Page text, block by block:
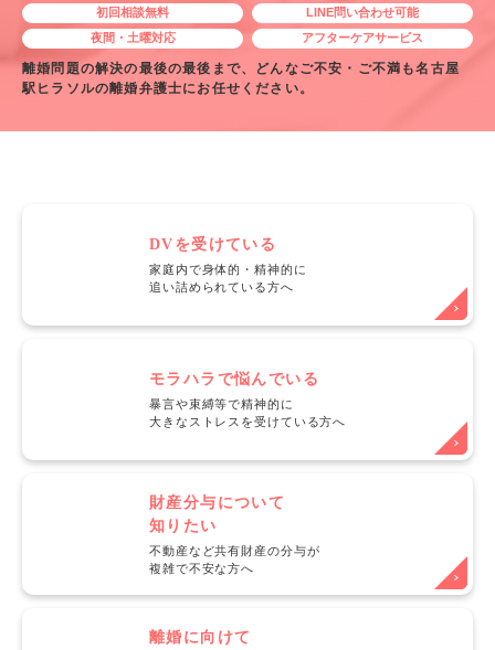
初回相談無料
LINE問い合わせ可能
夜間・土曜対応
アフターケアサービス
離婚問題の解決の最後の最後まで、どんなご不安・ご不満も名古屋
駅ヒラソルの離婚弁護士にお任せください。
DVを受けている
家庭内で身体的・精神的に
追い詰められている方へ
モラハラで悩んでいる
暴言や束縛等で精神的に
大きなストレスを受けている方へ
財産分与について
知りたい
不動産など共有財産の分与が
複雑で不安な方へ
離婚に向けて